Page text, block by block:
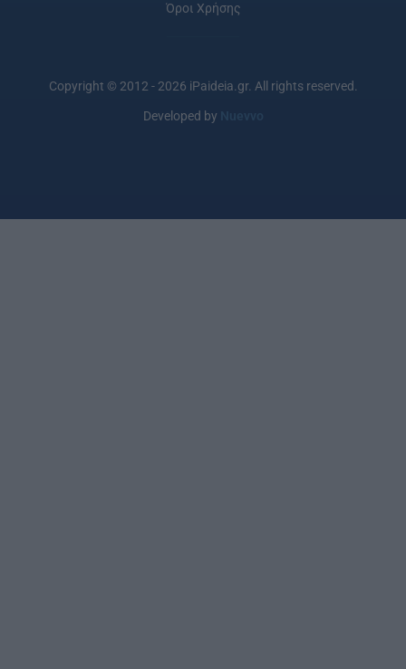
Όροι Χρήσης
Copyright © 2012 - 2026 iPaideia.gr. All rights reserved.
Developed by